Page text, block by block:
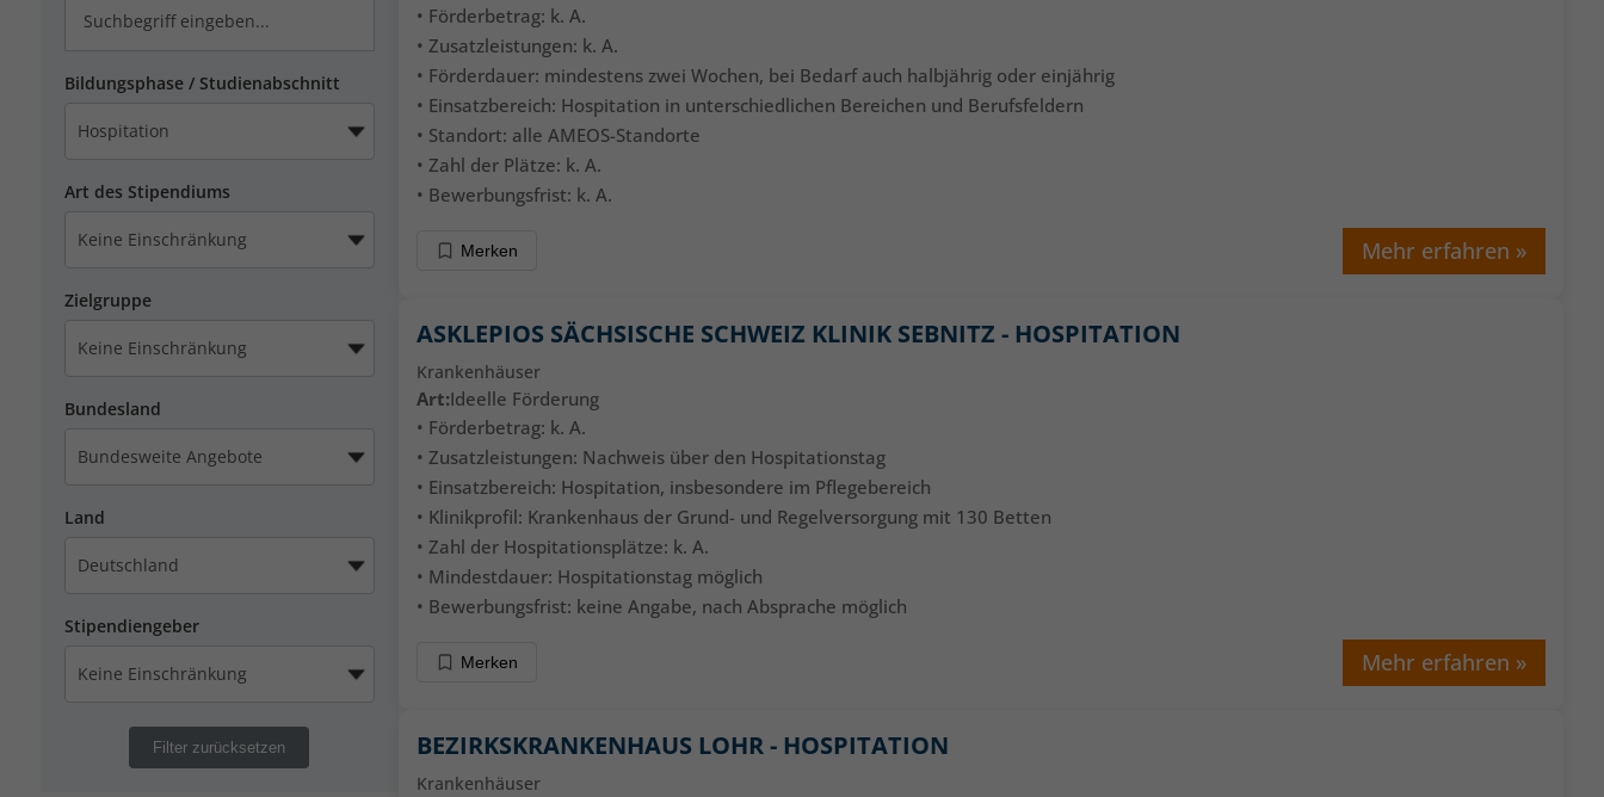
Bildungsphase / Studienabschnitt
Art des Stipendiums
Zielgruppe
Bundesland
Land
Stipendiengeber
Filter zurücksetzen
• Förderbetrag: k. A.
• Zusatzleistungen: k. A.
• Förderdauer: mindestens zwei Wochen, bei Bedarf auch halbjährig oder einjährig
• Einsatzbereich: Hospitation in unterschiedlichen Bereichen und Berufsfeldern
• Standort: alle AMEOS-Standorte
• Zahl der Plätze: k. A.
• Bewerbungsfrist: k. A.
Merken Mehr erfahren »
ASKLEPIOS SÄCHSISCHE SCHWEIZ KLINIK SEBNITZ - HOSPITATION
Krankenhäuser
Art:Ideelle Förderung
• Förderbetrag: k. A.
• Zusatzleistungen: Nachweis über den Hospitationstag
• Einsatzbereich: Hospitation, insbesondere im Pflegebereich
• Klinikprofil: Krankenhaus der Grund- und Regelversorgung mit 130 Betten
• Zahl der Hospitationsplätze: k. A.
• Mindestdauer: Hospitationstag möglich
• Bewerbungsfrist: keine Angabe, nach Absprache möglich
Merken Mehr erfahren »
BEZIRKSKRANKENHAUS LOHR - HOSPITATION
Krankenhäuser